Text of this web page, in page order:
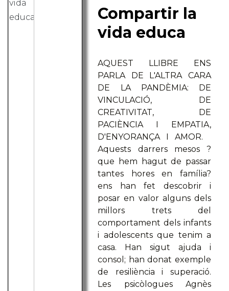
Compartir la
vida educa
AQUEST LLIBRE ENS
PARLA DE L'ALTRA CARA
DE LA PANDÈMIA: DE
VINCULACIÓ, DE
CREATIVITAT, DE
PACIÈNCIA I EMPATIA,
D'ENYORANÇA I AMOR.
Aquests darrers mesos ?
que hem hagut de passar
tantes hores en família?
ens han fet descobrir i
posar en valor alguns dels
millors trets del
comportament dels infants
i adolescents que tenim a
casa. Han sigut ajuda i
consol; han donat exemple
de resiliència i superació.
Les psicòlogues Agnès